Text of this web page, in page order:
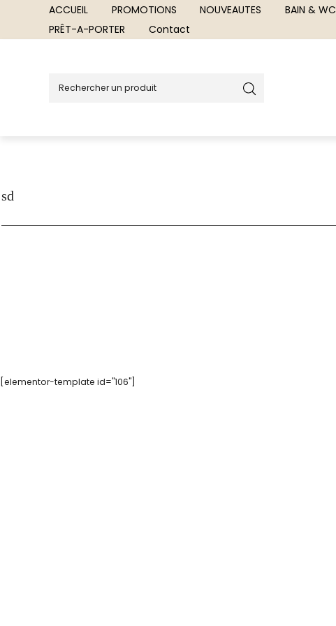
ACCUEIL PROMOTIONS NOUVEAUTES BAIN & WC
PRÊT-A-PORTER
Contact
sd
[elementor-template id="106"]